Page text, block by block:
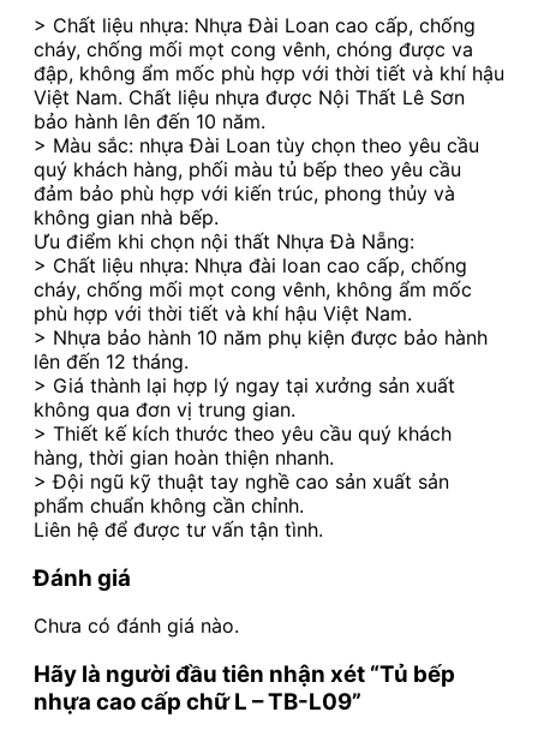
> Chất liệu nhựa: Nhựa Đài Loan cao cấp, chống
cháy, chống mối mọt cong vênh, chóng được va
đập, không ẩm mốc phù hợp với thời tiết và khí hậu
Việt Nam. Chất liệu nhựa được Nội Thất Lê Sơn
bảo hành lên đến 10 năm.
> Màu sắc: nhựa Đài Loan tùy chọn theo yêu cầu
quý khách hàng, phối màu tủ bếp theo yêu cầu
đảm bảo phù hợp với kiến trúc, phong thủy và
không gian nhà bếp.
Ưu điểm khi chọn nội thất Nhựa Đà Nẵng:
> Chất liệu nhựa: Nhựa đài loan cao cấp, chống
cháy, chống mối mọt cong vênh, không ẩm mốc
phù hợp với thời tiết và khí hậu Việt Nam.
> Nhựa bảo hành 10 năm phụ kiện được bảo hành
lên đến 12 tháng.
> Giá thành lại hợp lý ngay tại xưởng sản xuất
không qua đơn vị trung gian.
> Thiết kế kích thước theo yêu cầu quý khách
hàng, thời gian hoàn thiện nhanh.
> Đội ngũ kỹ thuật tay nghề cao sản xuất sản
phẩm chuẩn không cần chỉnh.
Liên hệ để được tư vấn tận tình.
Đánh giá
Chưa có đánh giá nào.
Hãy là người đầu tiên nhận xét “Tủ bếp
nhựa cao cấp chữ L – TB-L09”